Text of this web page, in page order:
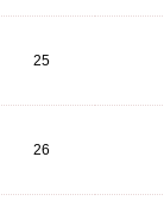
25
26